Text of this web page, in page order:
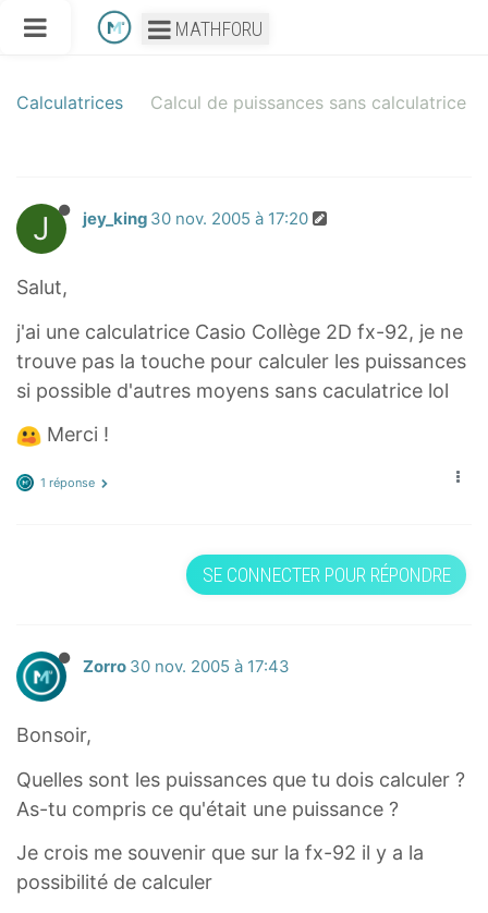
MATHFORU
Calculatrices Calcul de puissances sans calculatrice
J jey_king 30 nov. 2005 à 17:20
Salut,
j'ai une calculatrice Casio Collège 2D fx-92, je ne
trouve pas la touche pour calculer les puissances
si possible d'autres moyens sans caculatrice lol
Merci !
1 réponse
SE CONNECTER POUR RÉPONDRE
Zorro 30 nov. 2005 à 17:43
Bonsoir,
Quelles sont les puissances que tu dois calculer ?
As-tu compris ce qu'était une puissance ?
Je crois me souvenir que sur la fx-92 il y a la
possibilité de calculer